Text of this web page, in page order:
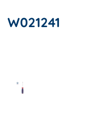
W021241